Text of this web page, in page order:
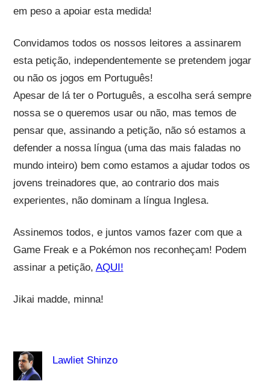
em peso a apoiar esta medida!
Convidamos todos os nossos leitores a assinarem
esta petição, independentemente se pretendem jogar
ou não os jogos em Português!
Apesar de lá ter o Português, a escolha será sempre
nossa se o queremos usar ou não, mas temos de
pensar que, assinando a petição, não só estamos a
defender a nossa língua (uma das mais faladas no
mundo inteiro) bem como estamos a ajudar todos os
jovens treinadores que, ao contrario dos mais
experientes, não dominam a língua Inglesa.
Assinemos todos, e juntos vamos fazer com que a
Game Freak e a Pokémon nos reconheçam! Podem
assinar a petição, AQUI!
Jikai madde, minna!
Lawliet Shinzo